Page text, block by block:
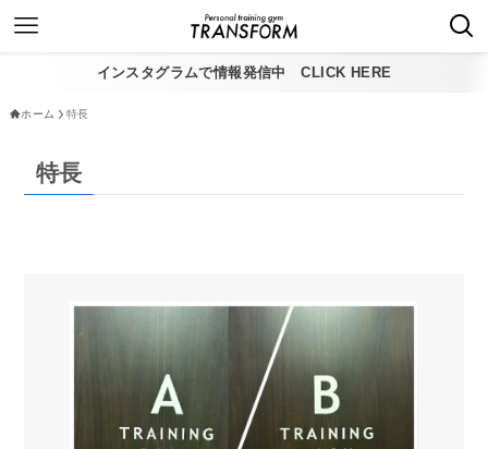
インスタグラムで情報発信中 CLICK HERE
ホーム 特長
特長